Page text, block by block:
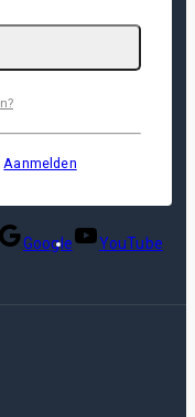
Google YouTube
Aanmelden